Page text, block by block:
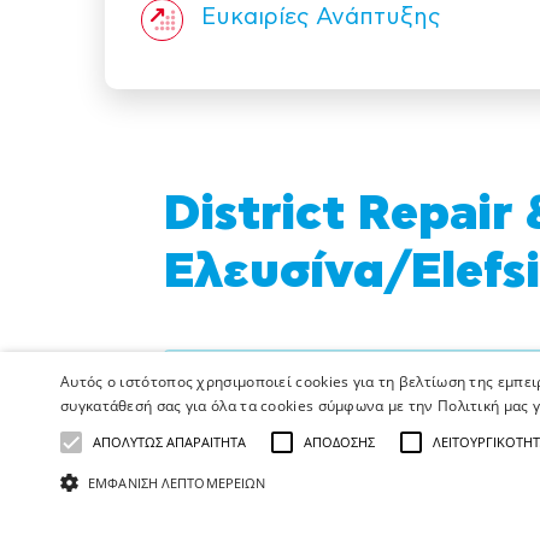
Ευκαιρίες Ανάπτυξης
District Repair
Ελευσίνα/
Η κενή αυτή θέση δεν είναι πλέον
AB Vassilopoulos: A
Αυτός ο ιστότοπος χρησιμοποιεί cookies για τη βελτίωση της
συγκατάθεσή σας για όλα τα cookies σύμφωνα με την Πολιτική μας
ΑΠΟΛΎΤΩΣ ΑΠΑΡΑΊΤΗΤΑ ΑΠΌΔΟΣΗΣ
ΕΜΦΆΝΙΣΗ ΛΕΠΤΟΜΕΡΕΙΏΝ